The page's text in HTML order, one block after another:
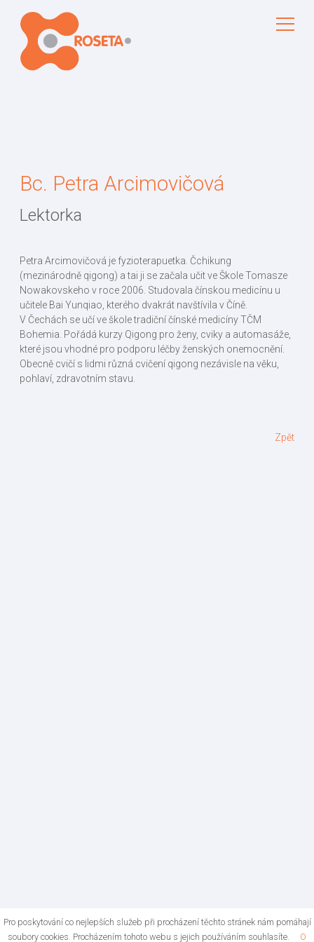
Bc. Petra Arcimovičová
Lektorka
Petra Arcimovičová je fyzioterapuetka. Čchikung
(mezinárodně qigong) a tai ji se začala učit ve Škole Tomasze
Nowakovskeho v roce 2006. Studovala čínskou medicínu u
učitele Bai Yunqiao, kterého dvakrát navštívila v Číně.
V Čechách se učí ve škole tradiční čínské medicíny TČM
Bohemia. Pořádá kurzy Qigong pro ženy, cviky a automasáže,
které jsou vhodné pro podporu léčby ženských onemocnění.
Obecně cvičí s lidmi různá cvičení qigong nezávisle na věku,
pohlaví, zdravotním stavu.
Zpět
Pro poskytování co nejlepších služeb při procházení těchto stránek nám pomáhají
soubory cookies. Procházením tohoto webu s jejich používáním souhlasíte.
O